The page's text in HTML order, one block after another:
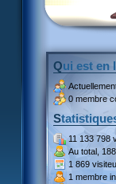
Qui est
0 membre
11 133 798
Au total,
1 869
1 membre